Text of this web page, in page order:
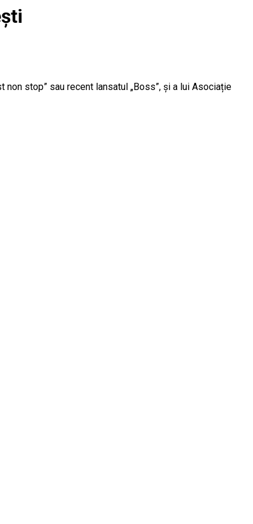
non stop” sau recent lansatul „Boss”, și a lui Asociație